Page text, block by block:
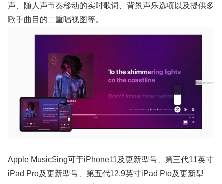
声、随人声节奏移动的实时歌词、背景声乐选项以及提供多
歌手曲目的二重唱视图等。
Apple Music‌Sing可于‌iPhone‌11及更新型号、第三代11英寸
iPad Pro及更新型号、第五代12.9英寸‌iPad Pro‌及更新型